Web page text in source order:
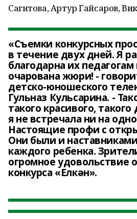
Сагитова, Артур Гайсаров,
«Съемки конкурсных
в течение двух дней. Я
благодарна их
очарована жюри! -
детско-юношеского
Гульназ Кульсарина. -
такого красивого,
я не встречала ни на
Настоящие профи с
Они были и
каждого ребенка.
огромное удовольствие
конкурса «Елкән».